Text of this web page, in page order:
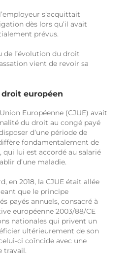
s’acquittait
dès lors qu’il avait
prévus.
de l’évolution du droit
vient de revoir sa
droit européen
Européenne (CJUE) avait
du droit au congé payé
d’une période de
fondamentalement de
qui lui est accordé au salarié
d’une maladie.
en 2018, la CJUE était allée
que le principe
payés annuels, consacré à
européenne 2003/88/CE
nationales qui privent un
ultérieurement de son
ci coïncide avec une
travail.